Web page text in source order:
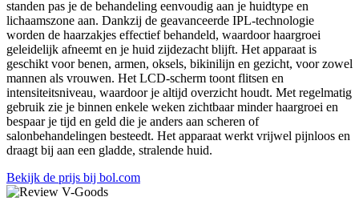
standen pas je de behandeling eenvoudig aan je huidtype en
lichaamszone aan. Dankzij de geavanceerde IPL-technologie
worden de haarzakjes effectief behandeld, waardoor haargroei
geleidelijk afneemt en je huid zijdezacht blijft. Het apparaat is
geschikt voor benen, armen, oksels, bikinilijn en gezicht, voor zowel
mannen als vrouwen. Het LCD-scherm toont flitsen en
intensiteitsniveau, waardoor je altijd overzicht houdt. Met regelmatig
gebruik zie je binnen enkele weken zichtbaar minder haargroei en
bespaar je tijd en geld die je anders aan scheren of
salonbehandelingen besteedt. Het apparaat werkt vrijwel pijnloos en
draagt bij aan een gladde, stralende huid.
Bekijk de prijs bij bol.com